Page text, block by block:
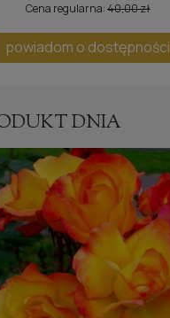
Cena regularna:40,00 zł
powiadom o dostępności
DNIA